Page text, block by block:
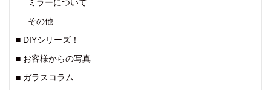
ミラーについて
その他
■ DIYシリーズ！
■ お客様からの写真
■ ガラスコラム